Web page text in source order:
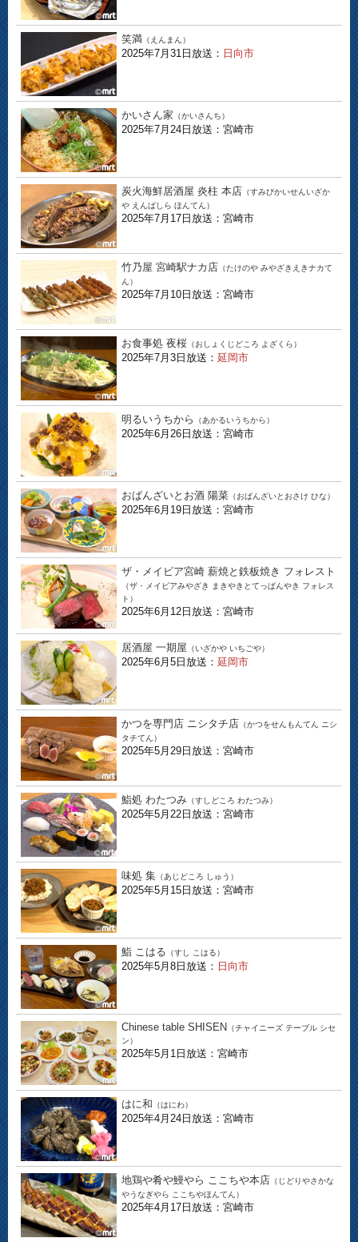
笑満 （えんまん）
2025年7月31日放送： 日向市
かいさん家 （かいさんち）
2025年7月24日放送：宮崎市
炭火海鮮居酒屋 炎柱 本店 （すみびかいせんいざか
や えんばしら ほんてん）
2025年7月17日放送：宮崎市
竹乃屋 宮崎駅ナカ店 （たけのや みやざきえきナカて
ん）
2025年7月10日放送：宮崎市
お食事処 夜桜 （おしょくじどころ よざくら）
2025年7月3日放送： 延岡市
明るいうちから （あかるいうちから）
2025年6月26日放送：宮崎市
おばんざいとお酒 陽菜 （おばんざいとおさけ ひな）
2025年6月19日放送：宮崎市
ザ・メイビア宮崎 薪焼と鉄板焼き フォレスト
（ザ・メイビアみやざき まきやきとてっぱんやき フォレス
ト）
2025年6月12日放送：宮崎市
居酒屋 一期屋 （いざかや いちごや）
2025年6月5日放送： 延岡市
かつを専門店 ニシタチ店 （かつをせんもんてん ニシ
タチてん）
2025年5月29日放送：宮崎市
鮨処 わたつみ （すしどころ わたつみ）
2025年5月22日放送：宮崎市
味処 集 （あじどころ しゅう）
2025年5月15日放送：宮崎市
鮨 こはる （すし こはる）
2025年5月8日放送： 日向市
Chinese table SHISEN （チャイニーズ テーブル シセ
ン）
2025年5月1日放送：宮崎市
はに和 （はにわ）
2025年4月24日放送：宮崎市
地鶏や肴や鰻やら ここちや本店 （じどりやさかな
やうなぎやら ここちやほんてん）
2025年4月17日放送：宮崎市